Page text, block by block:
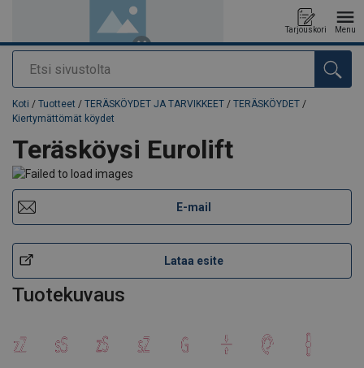
Etsi
Tarjouskori Menu
Tuote lisätty tarjouspyyntöön
Koti / Tuotteet / TERÄSKÖYDET JA TARVIKKEET / TERÄSKÖYDET /
Kiertymättömät köydet
Teräsköysi Eurolift
E-mail
Lataa esite
Tuotekuvaus